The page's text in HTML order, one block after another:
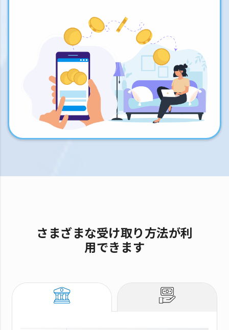
さまざまな受け取り方法が利
用できます